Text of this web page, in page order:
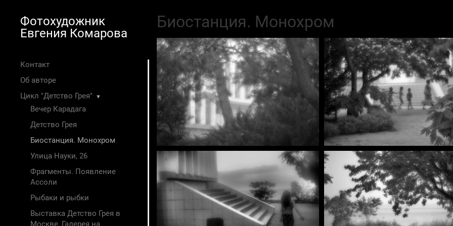
Фотохудожник
Евгения Комарова
Контакт
Об авторе
Цикл "Детство Грея"
▼
Вечер Карадага
Детство Грея
Биостанция. Монохром
Улица Науки, 26
Фрагменты. Появление
Ассоли
Рыбаки и рыбки
Выставка Детство Грея в
Москве, Галерея на
Биостанция. Монохром